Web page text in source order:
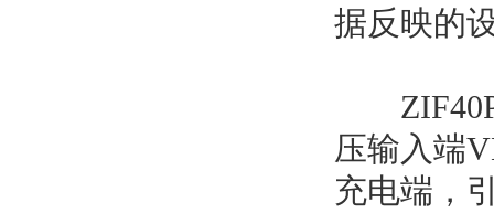
据反映的
压输入端
充电端，